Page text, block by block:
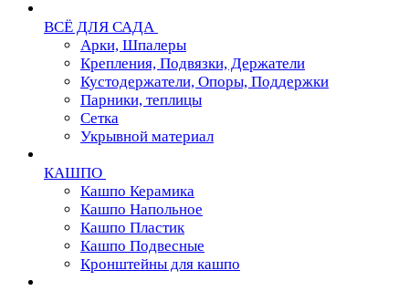
ВСЁ ДЛЯ САДА
Арки, Шпалеры
Крепления, Подвязки, Держатели
Кустодержатели, Опоры, Поддержки
Парники, теплицы
Сетка
Укрывной материал
КАШПО
Кашпо Керамика
Кашпо Напольное
Кашпо Пластик
Кашпо Подвесные
Кронштейны для кашпо